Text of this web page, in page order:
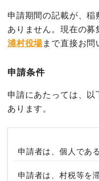
申請期間の記載が、
ありません。現在の募
浦村役場まで直接お問
申請条件
申請にあたっては、
あります。
申請者は、個人であ
申請者は、村税等を